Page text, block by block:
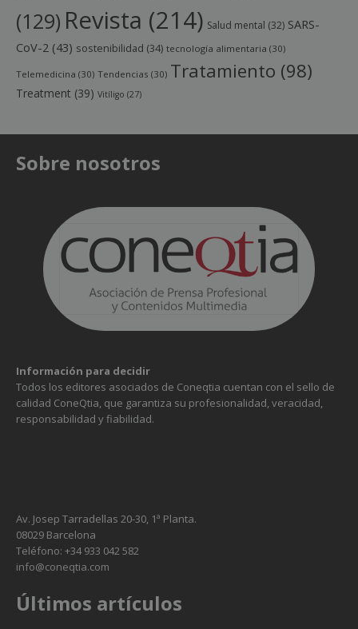
(129) Revista (214) Salud mental (32) SARS-
CoV-2 (43) sostenibilidad (34) tecnología alimentaria (30)
Telemedicina (30) Tendencias (30) Tratamiento (98)
Treatment (39) Vitíligo (27)
Sobre nosotros
Información para decidir
Todos los editores asociados de Coneqtia cuentan con el sello de
calidad ConeQtia, que garantiza su profesionalidad, veracidad,
responsabilidad y fiabilidad.
Av. Josep Tarradellas 20-30, 1ª Planta.
08029 Barcelona
Teléfono: +34 933 042 582
info@coneqtia.com
Últimos artículos